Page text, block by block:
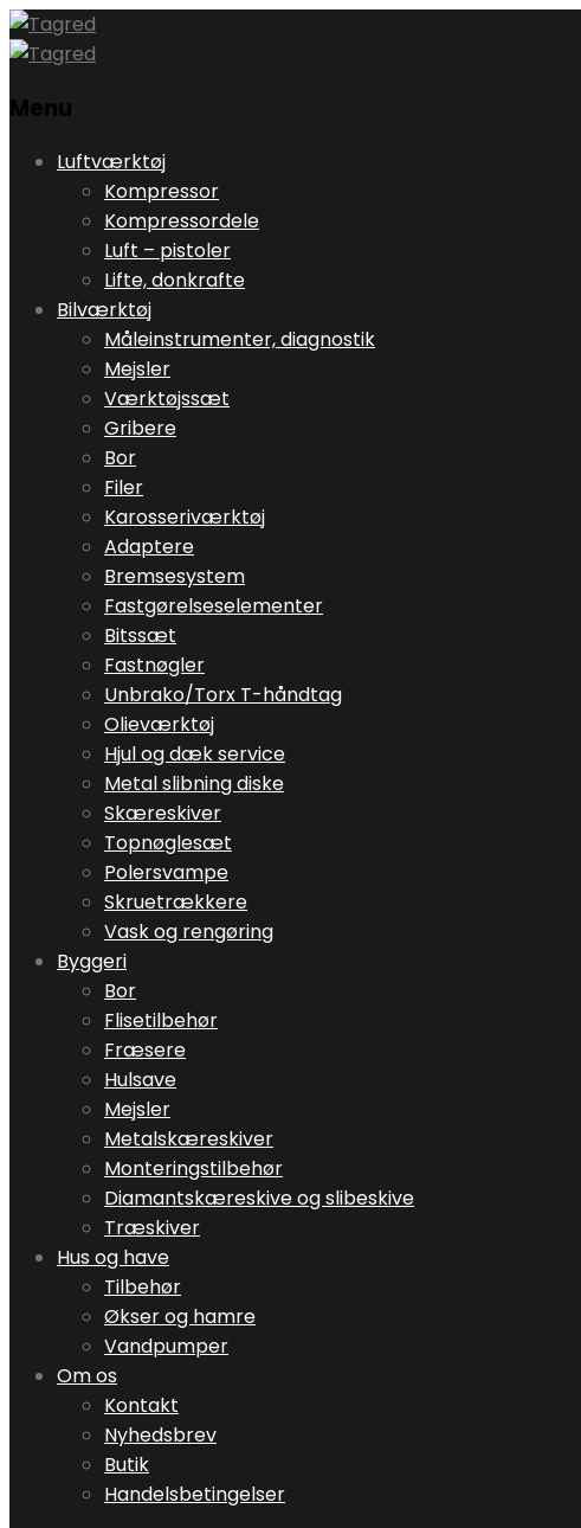
Menu
Skip
content
Luftværktøj
Kompressor
Kompressordele
Luft – pistoler
Lifte, donkrafte
Bilværktøj
Måleinstrumenter, diagnostik
Mejsler
Værktøjssæt
Gribere
Bor
Filer
Karosseriværktøj
Adaptere
Bremsesystem
Fastgørelseselementer
Bitssæt
Fastnøgler
Unbrako/Torx T-håndtag
Olieværktøj
Hjul og dæk service
Metal slibning diske
Skæreskiver
Topnøglesæt
Polersvampe
Skruetrækkere
Vask og rengøring
Byggeri
Bor
Flisetilbehør
Fræsere
Hulsave
Mejsler
Metalskæreskiver
Monteringstilbehør
Diamantskæreskive og slibeskive
Træskiver
Hus og have
Tilbehør
Økser og hamre
Vandpumper
Om os
Kontakt
Nyhedsbrev
Butik
Handelsbetingelser